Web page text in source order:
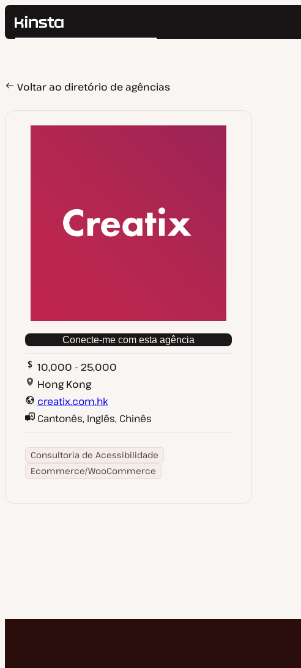
Kinsta®
Preços
Contato
Pesquisar
Voltar ao diretório de agências
Conecte-me com esta agência
10,000 - 25,000
Hong Kong
creatix.com.hk
Cantonês, Inglês, Chinês
Consultoria de Acessibilidade
Ecommerce/WooCommerce